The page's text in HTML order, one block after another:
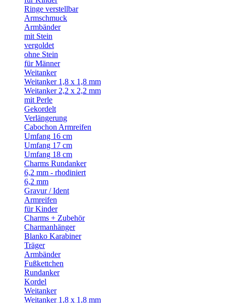
Ringe verstellbar
Armschmuck
Armbänder
mit Stein
vergoldet
ohne Stein
für Männer
Weitanker
Weitanker 1,8 x 1,8 mm
Weitanker 2,2 x 2,2 mm
mit Perle
Gekordelt
Verlängerung
Cabochon Armreifen
Umfang 16 cm
Umfang 17 cm
Umfang 18 cm
Charms Rundanker
6,2 mm - rhodiniert
6,2 mm
Gravur / Ident
Armreifen
für Kinder
Charms + Zubehör
Charmanhänger
Blanko Karabiner
Träger
Armbänder
Fußkettchen
Rundanker
Kordel
Weitanker
Weitanker 1,8 x 1,8 mm